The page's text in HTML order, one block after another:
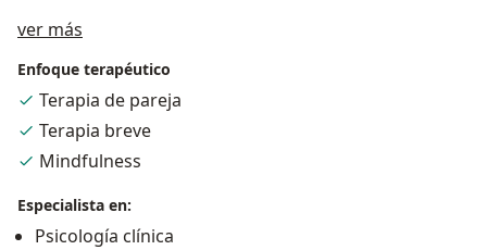
ver más
Enfoque terapéutico
Terapia de pareja
Terapia breve
Mindfulness
Especialista en:
Psicología clínica